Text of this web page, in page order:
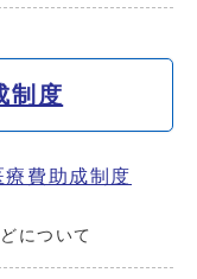
制度
費助成制度
について